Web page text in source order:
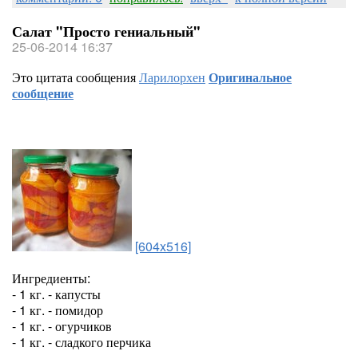
Салат "Просто гениальный"
25-06-2014 16:37
Это цитата сообщенияЛарилорхен Оригинальное
сообщение
[604x516]
Ингредиенты:
- 1 кг. - капусты
- 1 кг. - помидор
- 1 кг. - огурчиков
- 1 кг. - сладкого перчика